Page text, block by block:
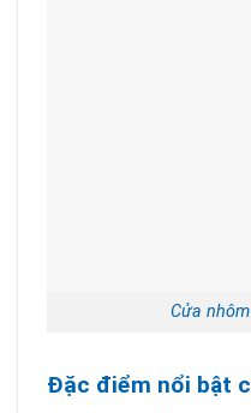
Cửa
Đặc điểm nổi bật